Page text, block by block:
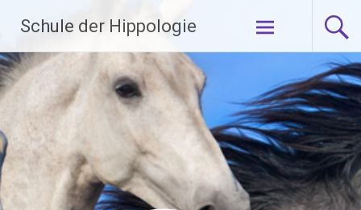
Inhalt
springen
Schule der Hippologie